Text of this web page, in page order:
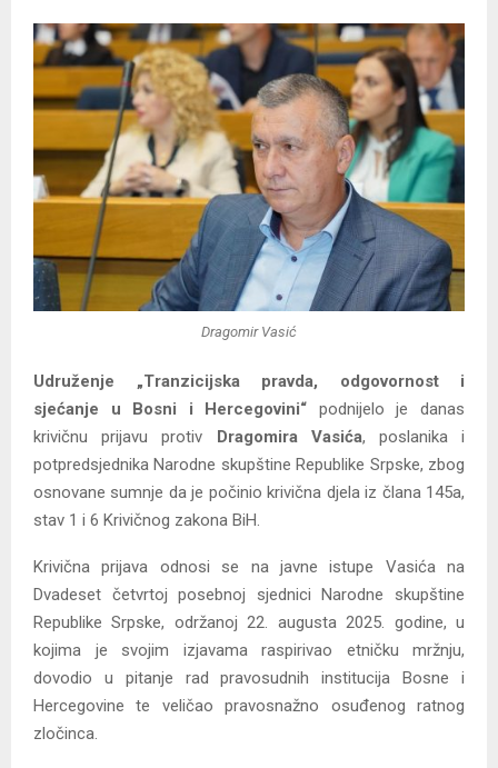
Y
E
N
U
Dragomir Vasić
Udruženje „Tranzicijska pravda, odgovornost i
sjećanje u Bosni i Hercegovini“ podnijelo je danas
krivičnu prijavu protiv Dragomira Vasića, poslanika i
potpredsjednika Narodne skupštine Republike Srpske, zbog
osnovane sumnje da je počinio krivična djela iz člana 145a,
stav 1 i 6 Krivičnog zakona BiH.
Krivična prijava odnosi se na javne istupe Vasića na
Dvadeset četvrtoj posebnoj sjednici Narodne skupštine
Republike Srpske, održanoj 22. augusta 2025. godine, u
kojima je svojim izjavama raspirivao etničku mržnju,
dovodio u pitanje rad pravosudnih institucija Bosne i
Hercegovine te veličao pravosnažno osuđenog ratnog
zločinca.